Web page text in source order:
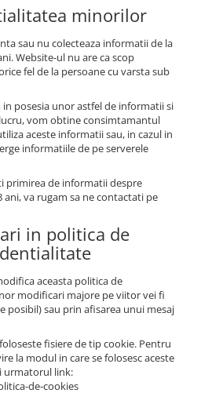
minorilor
sau nu colecteaza informatii de la
Website-ul nu are ca scop
fel de la persoane cu varsta sub
posesia unor astfel de informatii si
vom obtine consimtamantul
aceste informatii sau, in cazul in
informatiile de pe serverele
primirea de informatii despre
ani, va rugam sa ne contactati pe
in politica de
aceasta politica de
modificari majore pe viitor vei fi
posibil) sau prin afisarea unui mesaj
fisiere de tip cookie. Pentru
la modul in care se folosesc aceste
urmatorul link:
de-cookies